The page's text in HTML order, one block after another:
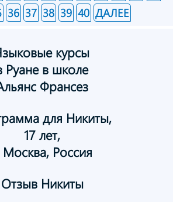
36 37 38 39 40 ДАЛЕЕ
курсы
Руане в школе
Франсез
для Никиты,
17 лет,
Москва, Россия
Отзыв Никиты